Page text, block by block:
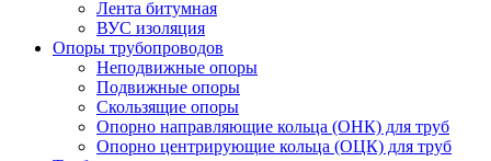
Лента битумная
ВУС изоляция
Опоры трубопроводов
Неподвижные опоры
Подвижные опоры
Скользящие опоры
Опорно направляющие кольца (ОНК) для труб
Опорно центрирующие кольца (ОЦК) для труб